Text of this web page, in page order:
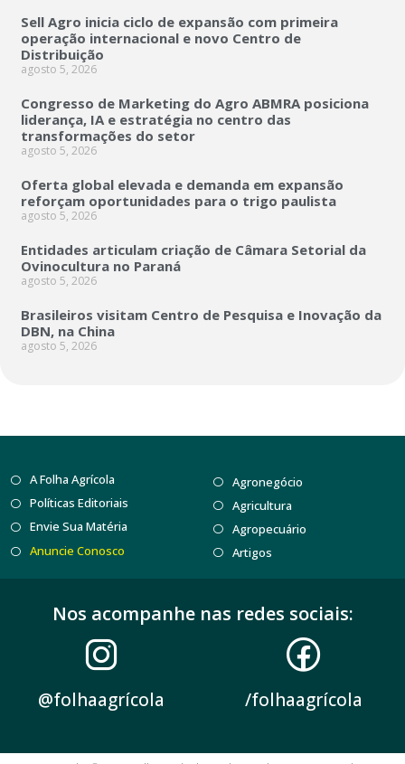
Sell Agro inicia ciclo de expansão com primeira
operação internacional e novo Centro de
Distribuição
agosto 5, 2026
Congresso de Marketing do Agro ABMRA posiciona
liderança, IA e estratégia no centro das
transformações do setor
agosto 5, 2026
Oferta global elevada e demanda em expansão
reforçam oportunidades para o trigo paulista
agosto 5, 2026
Entidades articulam criação de Câmara Setorial da
Ovinocultura no Paraná
agosto 5, 2026
Brasileiros visitam Centro de Pesquisa e Inovação da
DBN, na China
agosto 5, 2026
A Folha Agrícola
Políticas Editoriais
Envie Sua Matéria
Anuncie Conosco
Agronegócio
Agricultura
Agropecuário
Artigos
Nos acompanhe nas redes sociais:
@folhaagrícola /folhaagrícola